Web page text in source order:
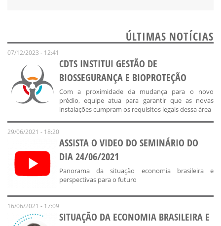
ÚLTIMAS NOTÍCIAS
07/12/2023 - 12:41
CDTS INSTITUI GESTÃO DE
BIOSSEGURANÇA E BIOPROTEÇÃO
Com a proximidade da mudança para o novo
prédio, equipe atua para garantir que as novas
instalações cumpram os requisitos legais dessa área
29/06/2021 - 18:20
ASSISTA O VIDEO DO SEMINÁRIO DO
DIA 24/06/2021
Panorama da situação economia brasileira e
perspectivas para o futuro
16/06/2021 - 17:09
SITUAÇÃO DA ECONOMIA BRASILEIRA E